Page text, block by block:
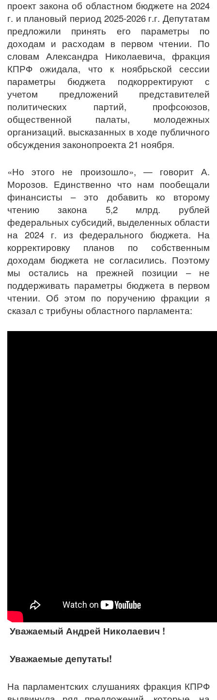
проект закона об областном бюджете на 2024
г. и плановый период 2025-2026 г.г. Депутатам
предложили принять его параметры по
доходам и расходам в первом чтении. По
словам Александра Николаевича, фракция
КПРФ ожидала, что к ноябрьской сессии
параметры бюджета подкорректируют с
учетом предложений представителей
политических партий, профсоюзов,
общественной палаты, молодежных
организаций. высказанных в ходе публичного
обсуждения законопроекта 21 ноября.
«Но этого не произошло», — говорит А.
Морозов. Единственно что нам пообещали
финансисты – это добавить ко второму
чтению закона 5,2 млрд. рублей
федеральных субсидий, выделенных области
на 2024 г. из федерального бюджета. На
корректировку планов по собственным
доходам бюджета не согласились. Поэтому
мы остались на прежней позиции – не
поддерживать параметры бюджета в первом
чтении. Об этом по поручению фракции я
сказал с трибуны областного парламента:
Уважаемый Андрей Николаевич !
Уважаемые депутаты!
На парламентских слушаниях фракция КПРФ